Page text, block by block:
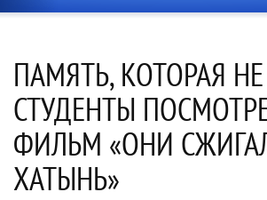
ПАМЯТЬ, КОТОРАЯ НЕ
СТУДЕНТЫ
ФИЛЬМ «ОНИ
ХАТЫНЬ»